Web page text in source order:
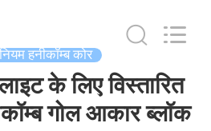
हनीकॉम्ब कोर
के लिए विस्तारित
गोल आकार ब्लॉक